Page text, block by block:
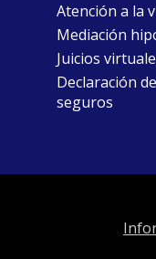
Atención a la
Mediación
Juicios
Declaración
seguros